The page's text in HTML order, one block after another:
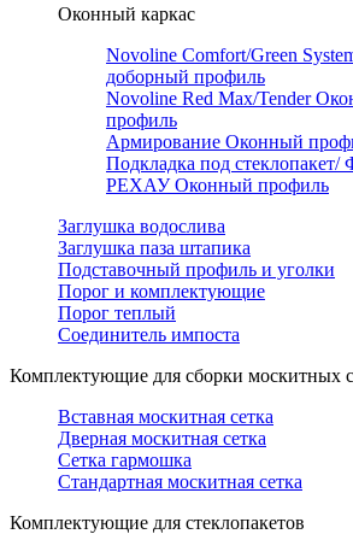
Оконный каркас
Novoline Comfort/Green
доборный профиль
Novoline Red Max/Tender
профиль
Армирование Оконный
Подкладка под
РЕХАУ Оконный профиль
Заглушка водослива
Заглушка паза штапика
Подставочный профиль и уголки
Порог и комплектующие
Порог теплый
Соединитель импоста
Комплектующие для сборки москитных
Вставная москитная сетка
Дверная москитная сетка
Сетка гармошка
Стандартная москитная сетка
Комплектующие для стеклопакетов